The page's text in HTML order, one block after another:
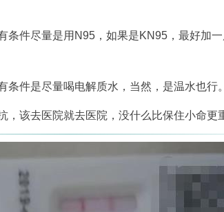
条件尽量是用N95，如果是KN95，最好加
条件是尽量喝电解质水，当然，是温水也行
，该去医院就去医院，没什么比保住小命更